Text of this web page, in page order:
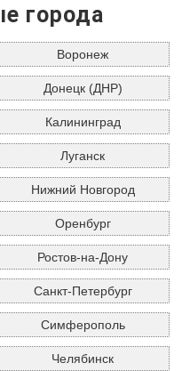
города
Воронеж
Донецк (ДНР)
Калининград
Луганск
Нижний Новгород
Оренбург
Ростов-на-Дону
Санкт-Петербург
Симферополь
Челябинск